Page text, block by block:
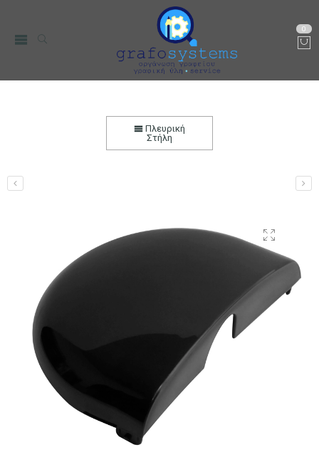
0
για Καφετιέρα Espresso BRN-0124
Μικρο-Συσκευές Κουζίνας
Συσκευές παραγωγής Καφέ
Πλευρική
Στήλη